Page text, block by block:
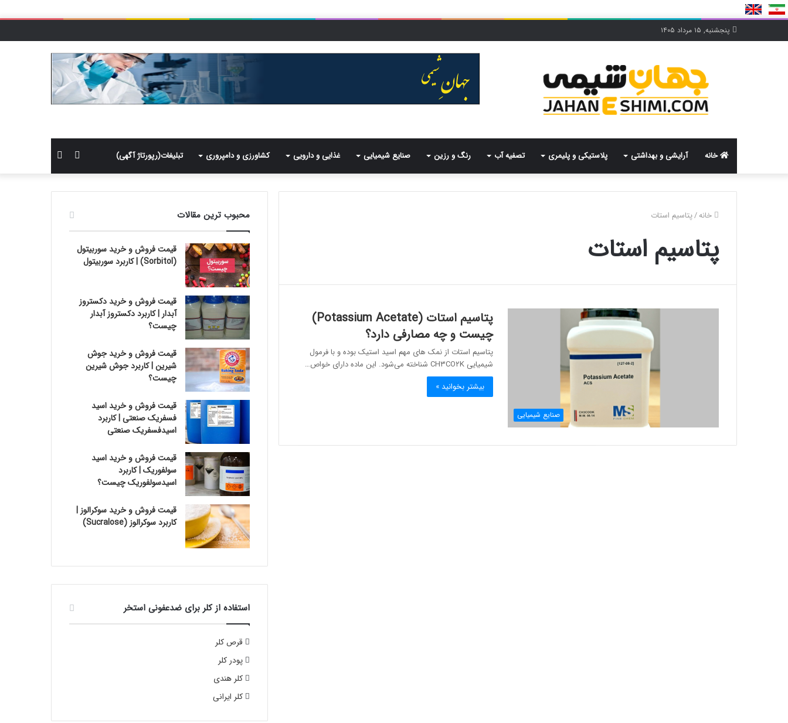
پنجشنبه, ۱۵ مرداد ۱۴۰۵
خانه آرایشی و بهداشتی پلاستیکی و پلیمری تصفیه آب رنگ و رزین صنایع شیمیایی غذایی و دارویی کشاورزی و دامپروری تبلیغات(رپورتاژ آگهی)
برای
سایدبار
خانه/پتاسیم استات
پتاسیم استات
صنایع شیمیایی
پتاسیم استات (Potassium Acetate)
چیست و چه مصارفی دارد؟
پتاسیم استات از نمک های مهم اسید استیک بوده و با فرمول
شیمیایی CH۳CO۲K شناخته می‌شود. این ماده دارای خواص…
بیشتر بخوانید »
محبوب ترین مقالات
قیمت فروش و خرید سوربیتول
(Sorbitol) | کاربرد سوربیتول
قیمت فروش و خرید دکستروز
آبدار | کاربرد دکستروز آبدار
چیست؟
قیمت فروش و خرید جوش
شیرین | کاربرد جوش شیرین
چیست؟
قیمت فروش و خرید اسید
فسفریک صنعتی | کاربرد
اسیدفسفریک صنعتی
قیمت فروش و خرید اسید
سولفوریک | کاربرد
اسیدسولفوریک چیست؟
قیمت فروش و خرید سوکرالوز |
کاربرد سوکرالوز (Sucralose)
استفاده از کلر برای ضدعفونی استخر
قرص کلر
پودر کلر
کلر هندی
کلر ایرانی